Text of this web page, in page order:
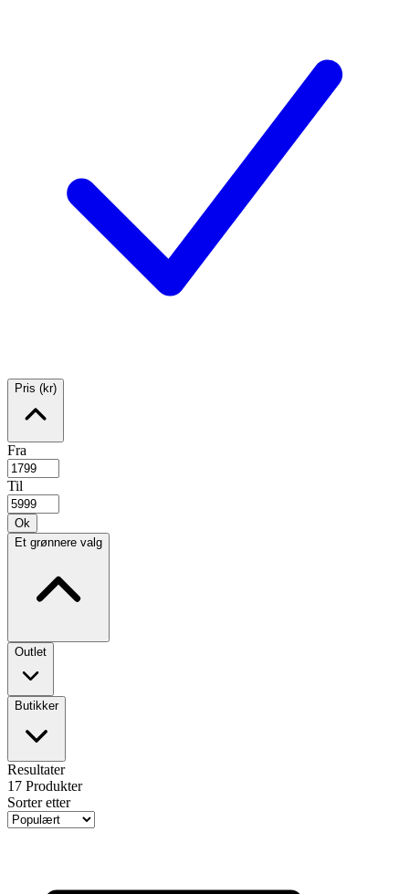
Pris (kr)
Fra
Til
Ok
Et grønnere valg
Outlet
Butikker
Resultater
17 Produkter
Sorter etter